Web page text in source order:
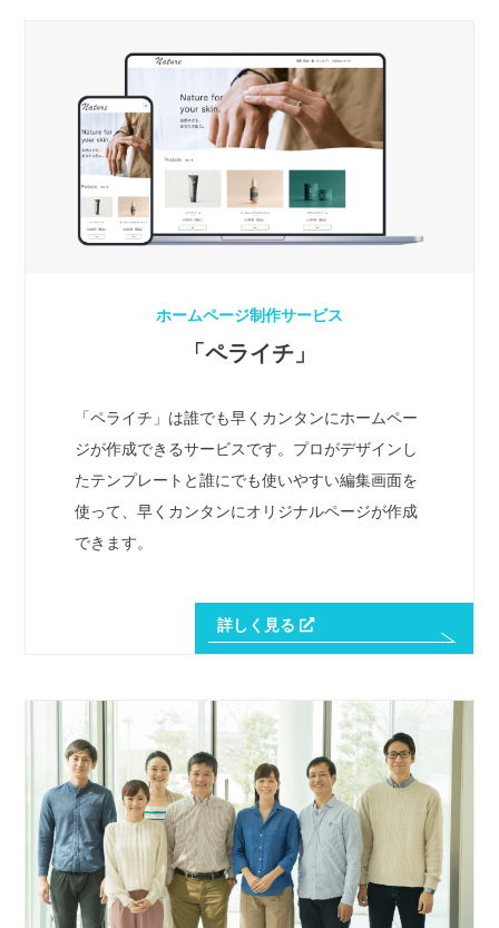
ホームページ制作サービス
「ペライチ」
「ペライチ」は誰でも早くカンタンにホームペー
ジが作成できるサービスです。プロがデザインし
たテンプレートと誰にでも使いやすい編集画面を
使って、早くカンタンにオリジナルページが作成
できます。
詳しく見る